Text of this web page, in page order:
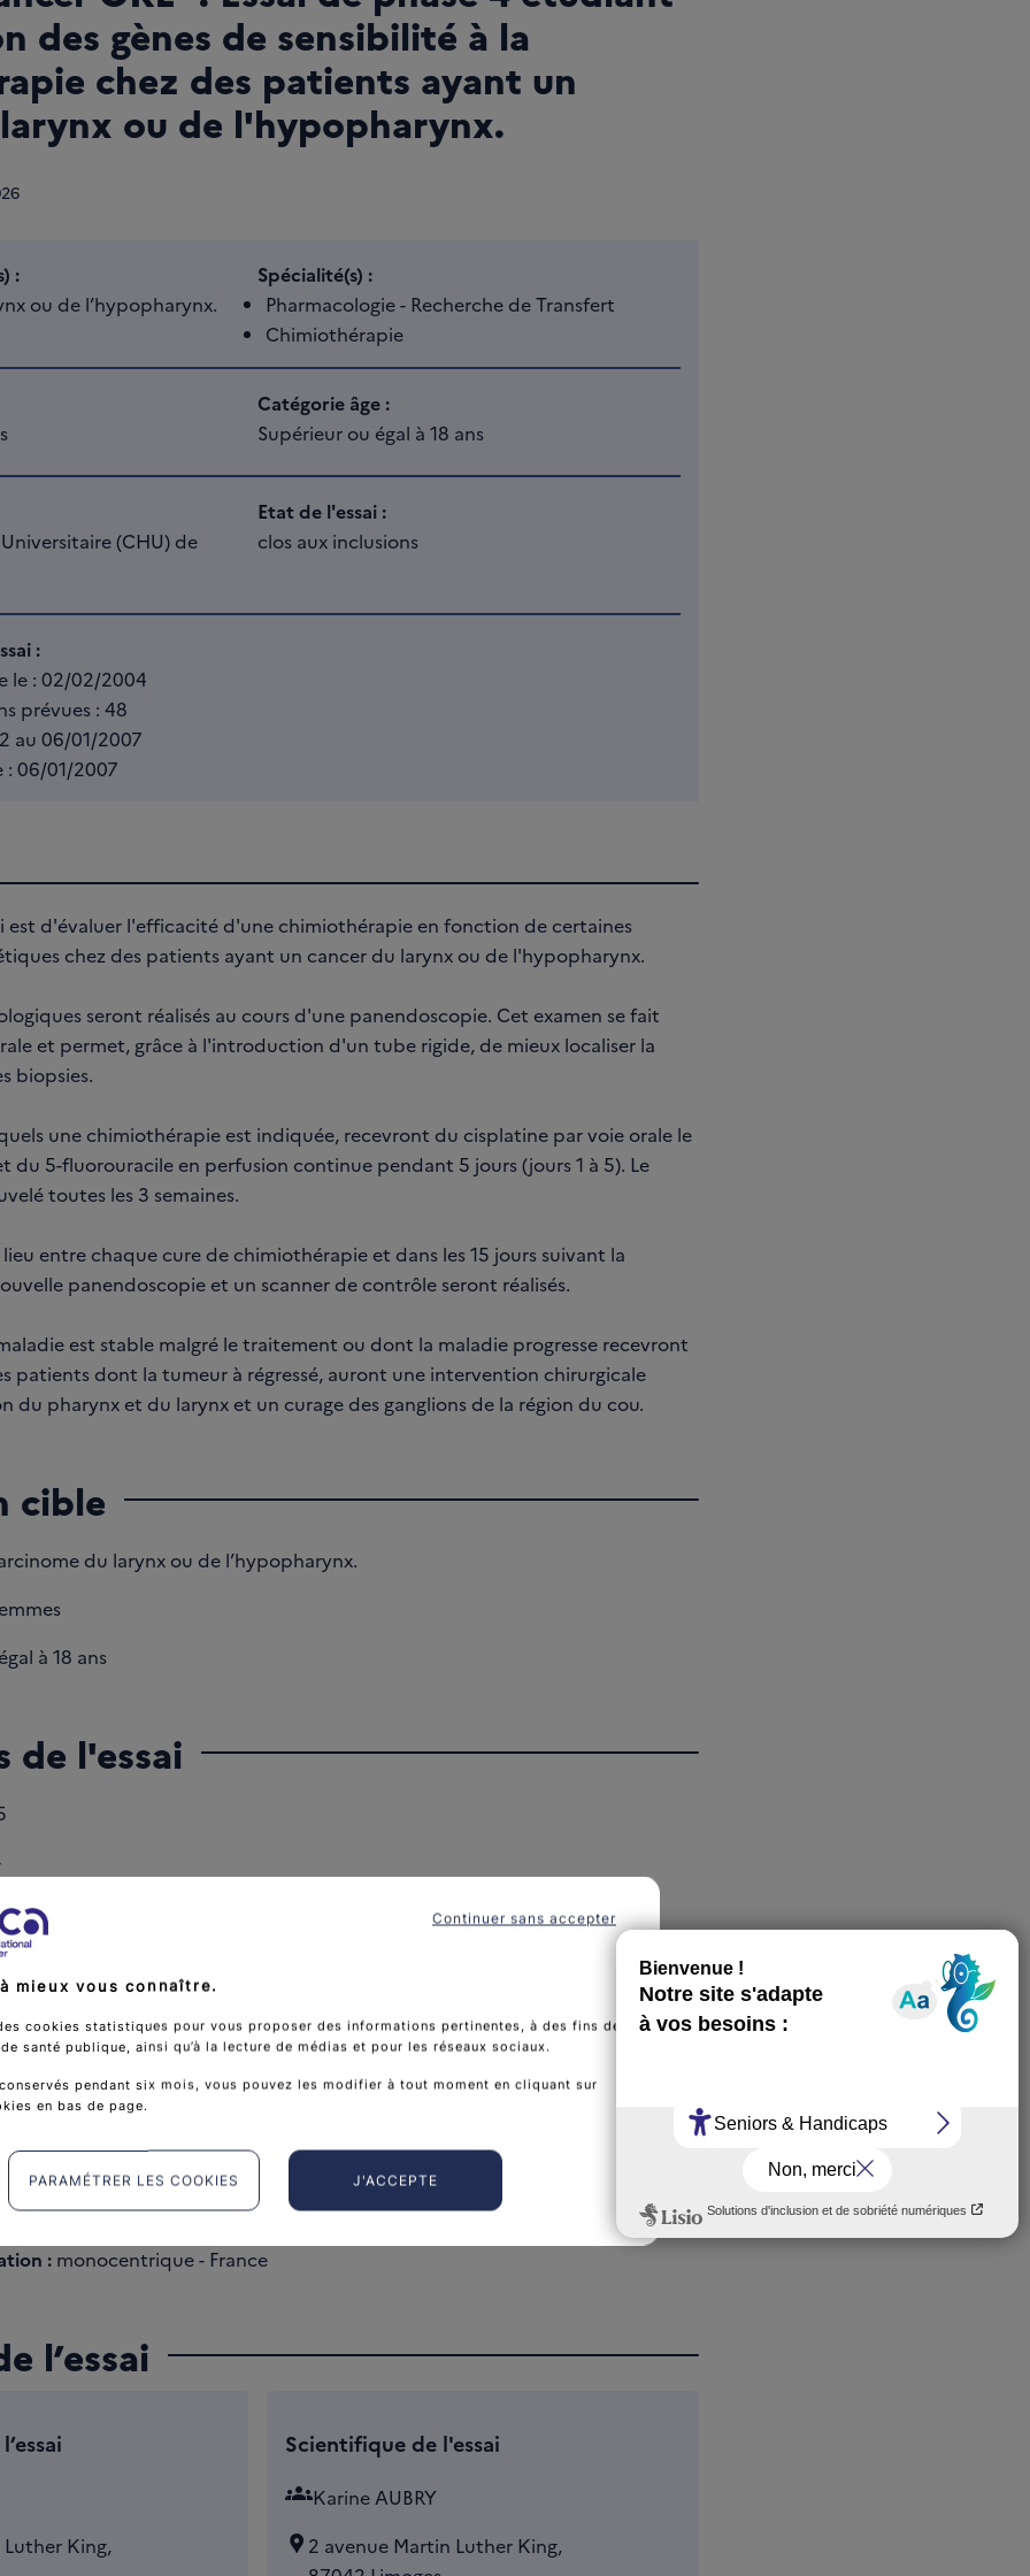
des gènes de sensibilité à la
chez des patients ayant un
ou de l'hypopharynx.
:
ou de l’hypopharynx.
Spécialité(s) :
Pharmacologie - Recherche de Transfert
Chimiothérapie
Catégorie âge :
Supérieur ou égal à 18 ans
(CHU) de
Etat de l'essai :
clos aux inclusions
:
le : 02/02/2004
prévues : 48
au 06/01/2007
06/01/2007
est d'évaluer l'efficacité d'une chimiothérapie en fonction de certaines
chez des patients ayant un cancer du larynx ou de l'hypopharynx.
seront réalisés au cours d'une panendoscopie. Cet examen se fait
et permet, grâce à l'introduction d'un tube rigide, de mieux localiser la
biopsies.
une chimiothérapie est indiquée, recevront du cisplatine par voie orale le
du 5-fluorouracile en perfusion continue pendant 5 jours (jours 1 à 5). Le
toutes les 3 semaines.
lieu entre chaque cure de chimiothérapie et dans les 15 jours suivant la
panendoscopie et un scanner de contrôle seront réalisés.
est stable malgré le traitement ou dont la maladie progresse recevront
patients dont la tumeur à régressé, auront une intervention chirurgicale
du pharynx et du larynx et un curage des ganglions de la région du cou.
cible
du larynx ou de l’hypopharynx.
à 18 ans
de l'essai
de l'essai
sort : Non
Non
: monocentrique - France
l’essai
King,
Scientifique de l'essai
groupsKarine AUBRY
2 avenue Martin Luther King,
mieux vous connaître.
cookies statistiques pour vous proposer des informations pertinentes, à des fins de
santé publique, ainsi qu’à la lecture de médias et pour les réseaux sociaux.
pendant six mois, vous pouvez les modifier à tout moment en cliquant sur
en bas de page.
J'ACCEPTE
PARAMÉTRER LES COOKIES
Continuer sans accepter